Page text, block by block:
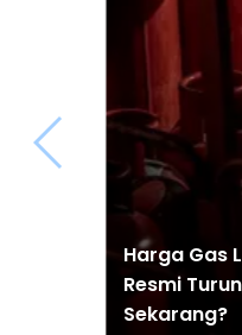
Harga Gas
Resmi
Sekarang?